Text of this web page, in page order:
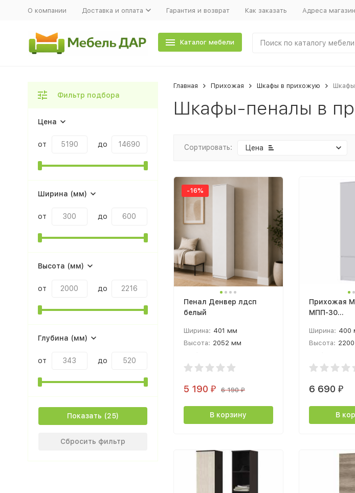
О компании Доставка и оплата Гарантия и возврат Как заказать Адреса
Каталог мебели
Главная Прихожая Шкафы в прихожую
Шкафы-пеналы в
Сортировать: Цена
-16%
Пенал Денвер лдсп
белый
Ширина: 401 мм
Высота: 2052 мм
5 190 ₽ 6 190₽
В корзину
Прихожая
МПП-30
лдсп белый
Ширина: 400
Высота:
6 690 ₽
В
Фильтр подбора
Цена
от до
Ширина (мм)
от до
Высота (мм)
от до
Глубина (мм)
от до
Показать
Сбросить фильтр